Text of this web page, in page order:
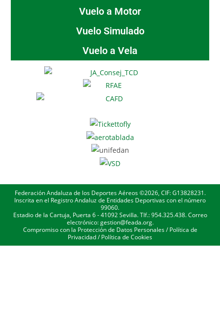
Vuelo a Motor
Vuelo Simulado
Vuelo a Vela
Federación Andaluza de los Deportes Aéreos ©2026, CIF: G13828231.
Inscrita en el Registro Andaluz de Entidades Deportivas con el número
99060.
Estadio de la Cartuja, Puerta 6 - 41092 Sevilla. Tlf.: 954.325.438. Correo
electrónico: gestion@feada.org.
Compromiso con la Protección de Datos Personales/Política de
Privacidad/Política de Cookies